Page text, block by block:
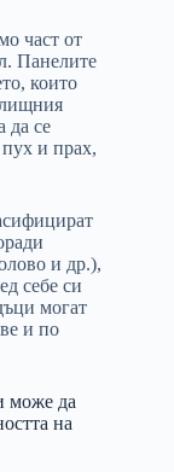
част от
Панелите
които
да се
пух и прах,
и др.),
себе си
могат
и по
може да
на